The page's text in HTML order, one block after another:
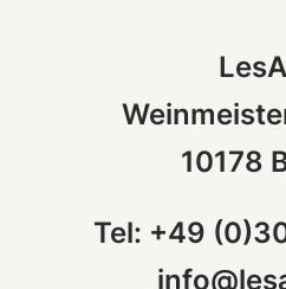
10178
Tel: +49